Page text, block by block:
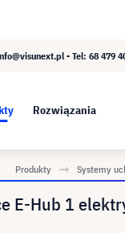
- Tel: 68 479
Rozwiązania
Produkty Systemy
E-Hub 1